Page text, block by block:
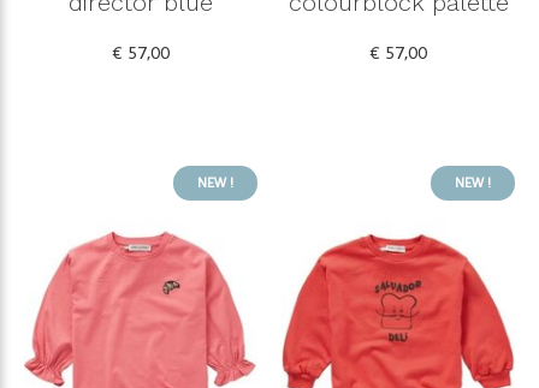
€ 57,00 € 57,00
NEW ! NEW !